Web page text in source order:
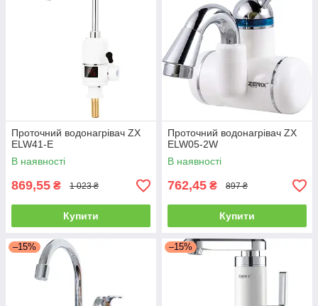
Проточний водонагрівач ZX
ELW41-E
В наявності
869,55 ₴ 1 023 ₴
Купити
Проточний водонагрівач ZX
ELW05-2W
В наявності
762,45 ₴ 897 ₴
Купити
–15% –15%